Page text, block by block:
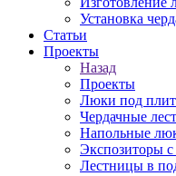
Установка
Статьи
Проекты
Назад
Проекты
Люки под
Чердачные
Напольные
Экспозиторы
Лестницы в